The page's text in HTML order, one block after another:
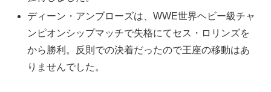
ディーン・アンブローズは、WWE世界ヘビー級チャ
ンピオンシップマッチで失格にてセス・ロリンズを
から勝利。反則での決着だったので王座の移動はあ
りませんでした。